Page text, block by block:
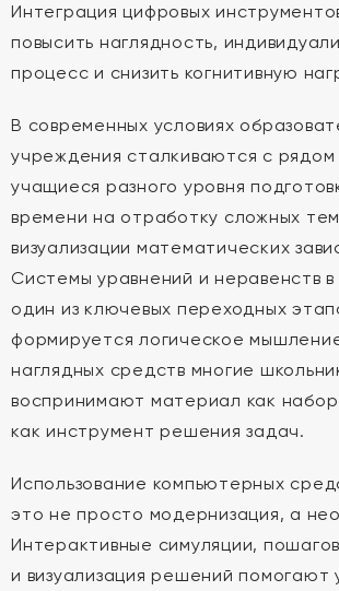
Интеграция цифровых
повысить наглядность,
процесс и снизить когнитивную
В современных условиях
учреждения сталкиваются с рядом
учащиеся разного уровня
времени на отработку сложных
визуализации математических
Системы уравнений и неравенств
один из ключевых переходных
формируется логическое
наглядных средств многие
воспринимают материал как
как инструмент решения задач.
Использование компьютерных
это не просто модернизация, а
Интерактивные симуляции,
и визуализация решений помогают